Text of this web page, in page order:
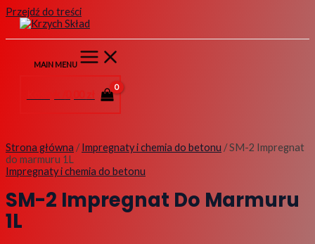
Przejdź do treści
MAIN MENU
Strona główna /Impregnaty i chemia do betonu / SM-2 Impregnat
do marmuru 1L
Impregnaty i chemia do betonu
SM-2 Impregnat Do Marmuru
1L